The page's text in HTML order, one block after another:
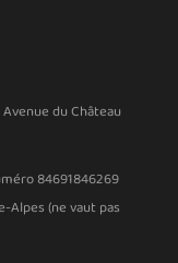
du Château
84691846269
(ne vaut pas